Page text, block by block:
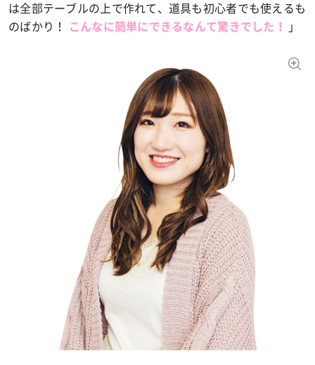
は全部テーブルの上で作れて、道具も初心者でも使えるも
のばかり！
こんなに簡単にできるなんて驚きでした！ 」